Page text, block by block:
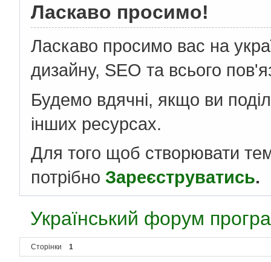
Ласкаво просимо!
Ласкаво просимо вас на
дизайну, SEO та всього
Будемо вдячні, якщо ви
інших ресурсах.
Для того щоб створювати
потрібно Зареєструватись.
Український форум
Сторінки 1